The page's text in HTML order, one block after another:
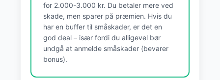
for 2.000-3.000 kr. Du betaler mere ved
skade, men sparer på præmien. Hvis du
har en buffer til småskader, er det en
god deal – især fordi du alligevel bør
undgå at anmelde småskader (bevarer
bonus).